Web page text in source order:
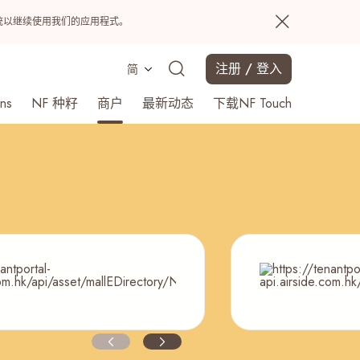
继续使用我们的应用程式。
简
注册 / 登入
NF 种籽 商户 最新动态 下载NF Touch